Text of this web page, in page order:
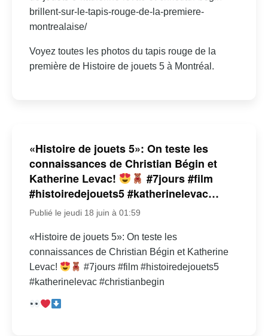
brillent-sur-le-tapis-rouge-de-la-premiere-
montrealaise/
Voyez toutes les photos du tapis rouge de la
première de Histoire de jouets 5 à Montréal.
«Histoire de jouets 5»: On teste les
connaissances de Christian Bégin et
Katherine Levac!
#7jours #film
#histoiredejouets5 #katherinelevac…
Publié le jeudi 18 juin à 01:59
«Histoire de jouets 5»: On teste les
connaissances de Christian Bégin et Katherine
Levac!
#7jours #film #histoiredejouets5
#katherinelevac #christianbegin